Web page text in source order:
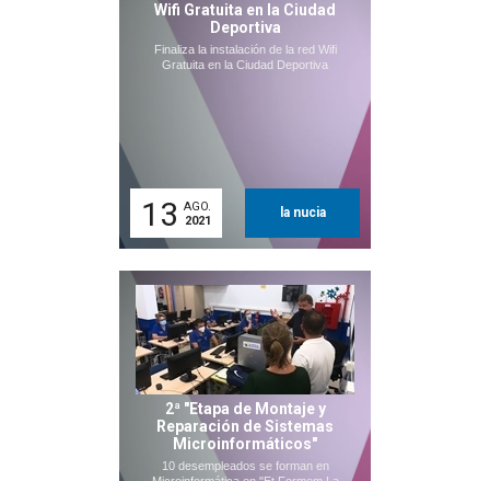
Wifi Gratuita en la Ciudad
Deportiva
Finaliza la instalación de la red Wifi
Gratuita en la Ciudad Deportiva
13 AGO.
2021
la nucia
2ª "Etapa de Montaje y
Reparación de Sistemas
Microinformáticos"
10 desempleados se forman en